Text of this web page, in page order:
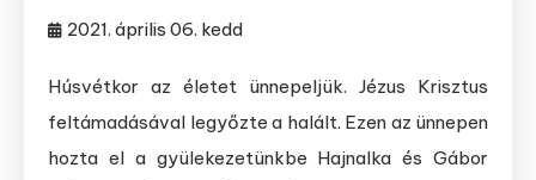
2021. április 06. kedd
Húsvétkor az életet ünnepeljük. Jézus Krisztus
feltámadásával legyőzte a halált. Ezen az ünnepen
hozta el a gyülekezetünkbe Hajnalka és Gábor